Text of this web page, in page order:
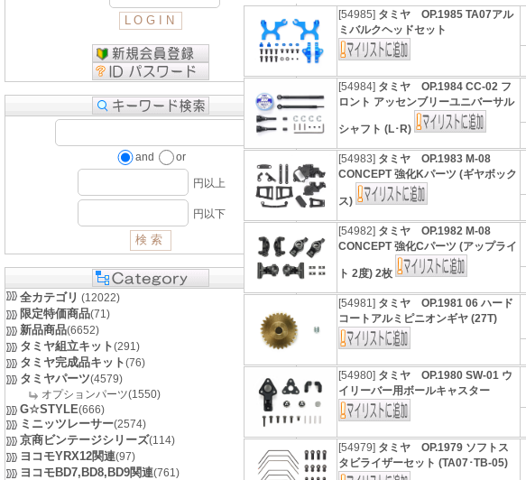
and or
円以上
円以下
全カテゴリ (12022)
限定特価商品(71)
新品商品(6652)
タミヤ組立キット(291)
タミヤ完成品キット(76)
タミヤパーツ(4579)
オプションパーツ(1550)
G☆STYLE(666)
ミニッツレーサー(2574)
京商ビンテージシリーズ(114)
ヨコモYRX12関連(97)
ヨコモBD7,BD8,BD9関連(761)
[54985] タミヤ OP.1985 TA07アル
ミバルクヘッドセット
[54984] タミヤ OP.1984 CC-02 フ
ロント アッセンブリーユニバーサル
シャフト (L･R)
[54983] タミヤ OP.1983 M-08
CONCEPT 強化Kパーツ (ギヤボック
ス)
[54982] タミヤ OP.1982 M-08
CONCEPT 強化Cパーツ (アップライ
ト 2度) 2枚
[54981] タミヤ OP.1981 06 ハード
コートアルミピニオンギヤ (27T)
[54980] タミヤ OP.1980 SW-01 ウ
イリーバー用ボールキャスター
[54979] タミヤ OP.1979 ソフトス
タビライザーセット (TA07･TB-05)